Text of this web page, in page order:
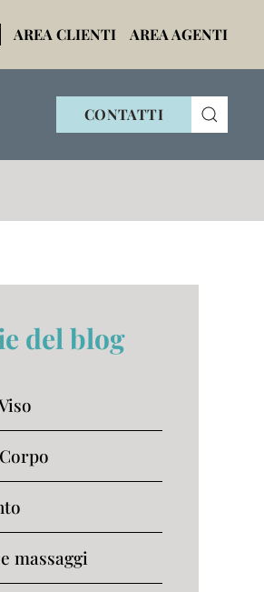
AREA CLIENTI AREA AGENTI
CONTATTI
del blog
massaggi